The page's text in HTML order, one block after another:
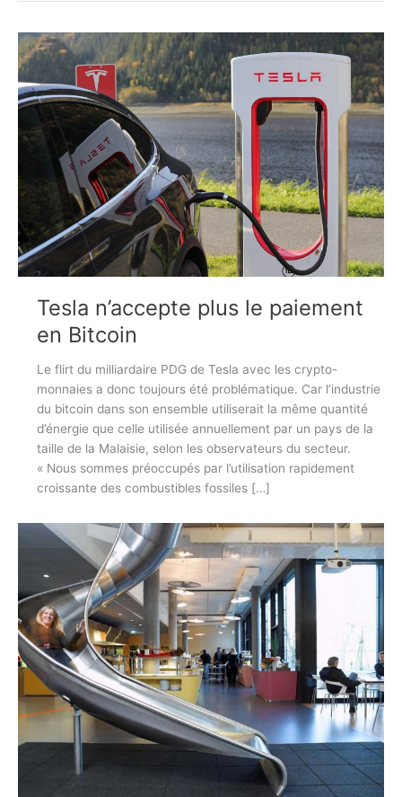
Tesla n’accepte plus le paiement
en Bitcoin
Le flirt du milliardaire PDG de Tesla avec les crypto-
monnaies a donc toujours été problématique. Car l’industrie
du bitcoin dans son ensemble utiliserait la même quantité
d’énergie que celle utilisée annuellement par un pays de la
taille de la Malaisie, selon les observateurs du secteur.
« Nous sommes préoccupés par l’utilisation rapidement
croissante des combustibles fossiles […]